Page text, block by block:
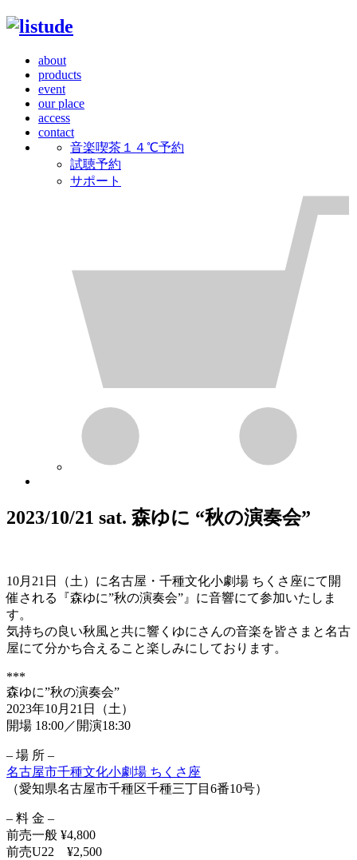
about
products
event
our place
access
contact
音楽喫茶１４℃予約
試聴予約
サポート
2023/10/21 sat. 森ゆに “秋の演奏会”
10月21日（土）に名古屋・千種文化小劇場 ちくさ座にて開
催される『森ゆに”秋の演奏会”』に音響にて参加いたしま
す。
気持ちの良い秋風と共に響くゆにさんの音楽を皆さまと名古
屋にて分かち合えること楽しみにしております。
***
森ゆに”秋の演奏会”
2023年10月21日（土）
開場 18:00／開演18:30
– 場 所 –
名古屋市千種文化小劇場 ちくさ座
（愛知県名古屋市千種区千種三丁目6番10号）
– 料 金 –
前売一般 ¥4,800
前売U22 ¥2,500